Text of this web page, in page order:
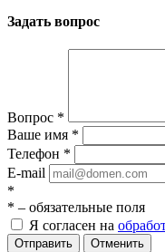
Задать вопрос
Вопрос *
Ваше имя *
Телефон *
E-mail
*
* – обязательные поля
Я согласен на
Отменить